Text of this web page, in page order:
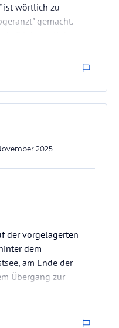
ist wörtlich zu
gemacht.
was ein
zaubert - wer es
mit 5 Personen
2025
der vorgelagerten
dem
am Ende der
Übergang zur